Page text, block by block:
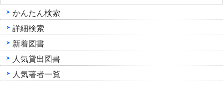
かんたん検索
詳細検索
新着図書
人気貸出図書
人気著者一覧